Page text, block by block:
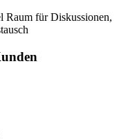
Raum für Diskussionen,